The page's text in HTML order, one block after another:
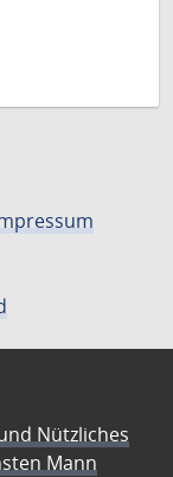
Nützliches
Mann